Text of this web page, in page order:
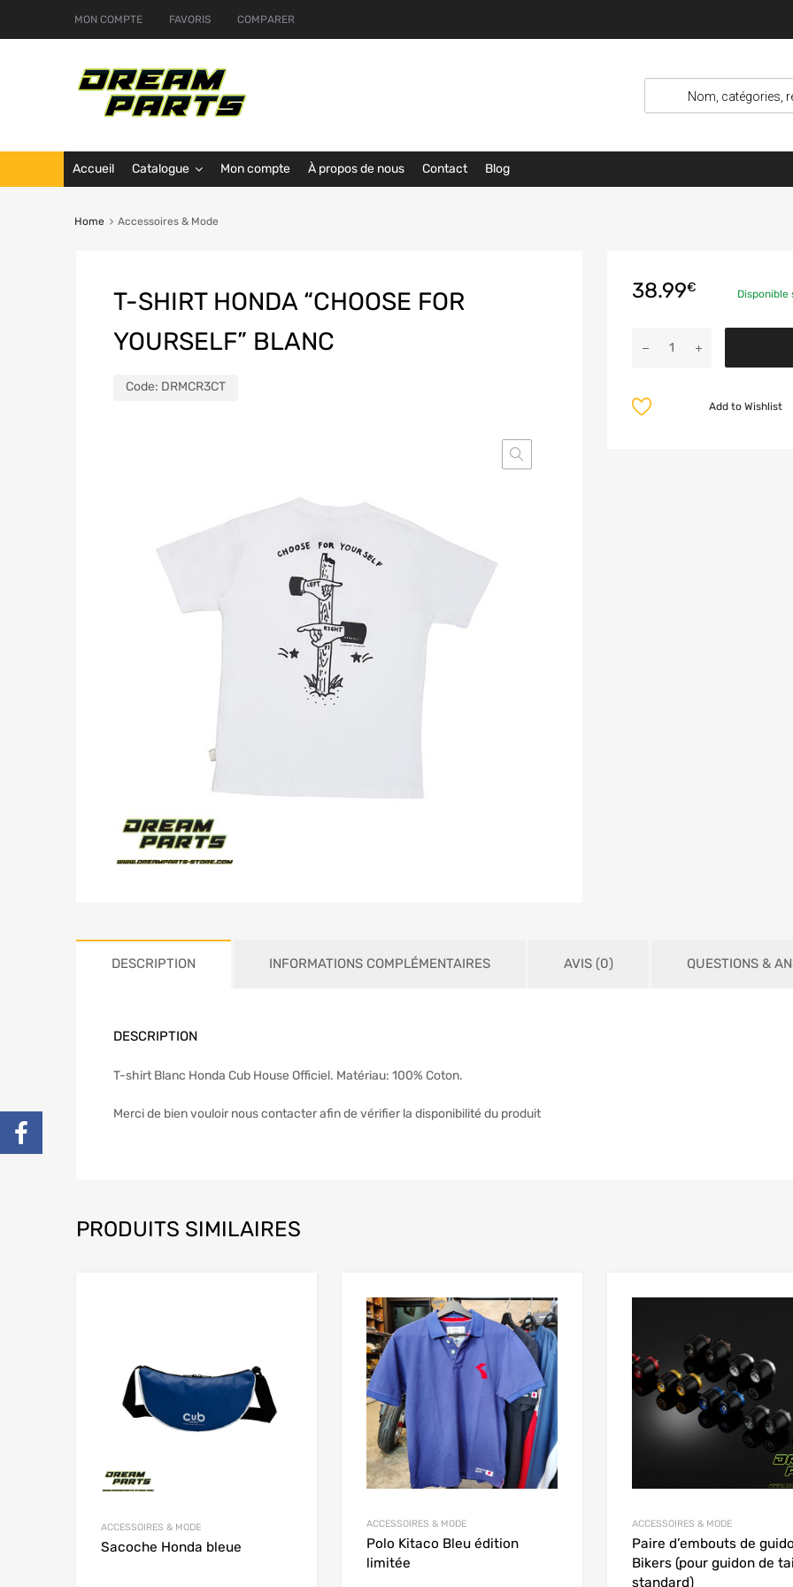
MON COMPTE FAVORIS COMPARER
Accueil Catalogue Mon compte À propos de nous Contact Blog
Home Accessoires & Mode
T-SHIRT HONDA “CHOOSE FOR
YOURSELF” BLANC
Code: DRMCR3CT
38.99€ Disponible
Add to Wishlist
DESCRIPTION INFORMATIONS COMPLÉMENTAIRES AVIS (0) QUESTIONS &
DESCRIPTION
T-shirt Blanc Honda Cub House Officiel. Matériau: 100% Coton.
Merci de bien vouloir nous contacter afin de vérifier la disponibilité du produit
PRODUITS SIMILAIRES
Add to Wishlist
Add to Compare
ACCESSOIRES & MODE
Sacoche Honda bleue
Add to Compare
ACCESSOIRES & MODE
Polo Kitaco Bleu édition
limitée
ACCESSOIRES & MODE
Paire d’embouts de
Bikers (pour guidon de
standard)